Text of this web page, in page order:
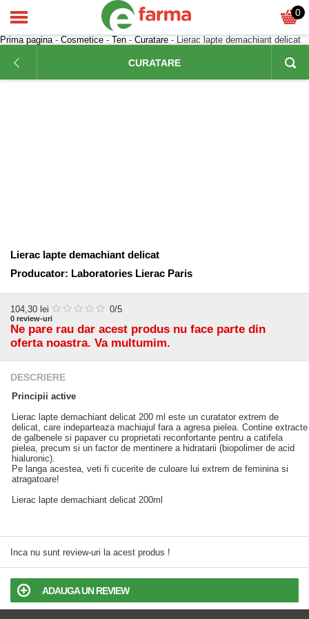
0
Prima pagina- Cosmetice - Ten - Curatare - Lierac lapte demachiant delicat
CURATARE
Lierac lapte demachiant delicat
Producator: Laboratories Lierac Paris
104,30 lei 0/5
0 review-uri
Ne pare rau dar acest produs nu face parte din
oferta noastra. Va multumim.
DESCRIERE
Principii active
Lierac lapte demachiant delicat 200 ml este un curatator extrem de
delicat, care indeparteaza machiajul fara a agresa pielea. Contine extracte
de galbenele si papaver cu proprietati reconfortante pentru a catifela
pielea, precum si un factor de mentinere a hidratarii (biopolimer de acid
hialuronic).
Pe langa acestea, veti fi cucerite de culoare lui extrem de feminina si
atragatoare!
Lierac lapte demachiant delicat 200ml
Inca nu sunt review-uri la acest produs !
ADAUGA UN REVIEW